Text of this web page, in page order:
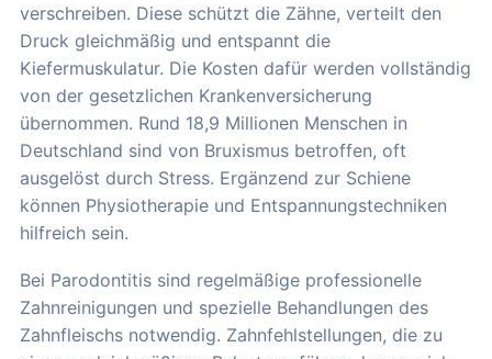
verschreiben. Diese schützt die Zähne, verteilt den
Druck gleichmäßig und entspannt die
Kiefermuskulatur. Die Kosten dafür werden vollständig
von der gesetzlichen Krankenversicherung
übernommen. Rund 18,9 Millionen Menschen in
Deutschland sind von Bruxismus betroffen, oft
ausgelöst durch Stress. Ergänzend zur Schiene
können Physiotherapie und Entspannungstechniken
hilfreich sein.
Bei Parodontitis sind regelmäßige professionelle
Zahnreinigungen und spezielle Behandlungen des
Zahnfleischs notwendig. Zahnfehlstellungen, die zu